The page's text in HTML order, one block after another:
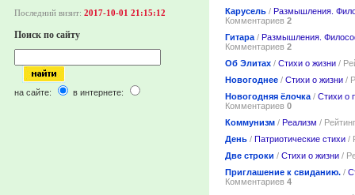
Последний визит: 2017-10-01 21:15:12
Поиск по сайту
на сайте: в интернете:
Карусель / Размышления.
Комментариев 2
Гитара / Размышления.
Комментариев 2
Об Элитах / Стихи о жизни /
Новогоднее / Стихи о жизни /
Новогодняя ёлочка / Стихи о
Комментариев 0
Коммунизм / Реализм /
День / Патриотические стихи /
Две строки / Стихи о жизни /
Приглашение к свиданию. /
Комментариев 4